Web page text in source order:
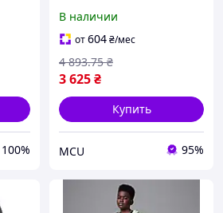
100%
247
В наличии
от604₴/мес
3 625₴
4 893.75 ₴
Купить
MCU 95%